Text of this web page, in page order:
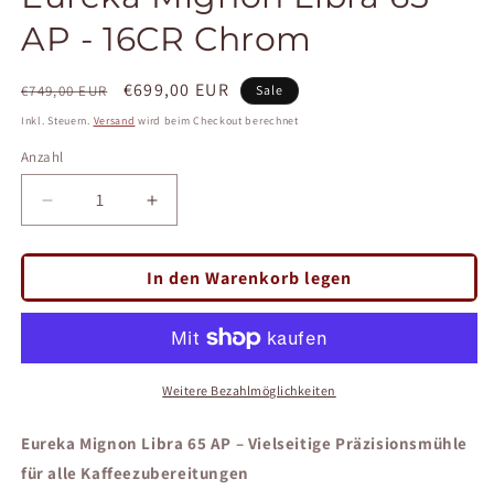
AP - 16CR Chrom
Normaler
Preis
€749,00 EUR Verkaufspreis
€699,00 EUR Sale
Inkl. Steuern. Versand wird beim Checkout berechnet
Anzahl
Verringere
die
Menge
Eureka
16CR
Chrom
Erhöhe
die
Menge
für
Eureka
Libra
AP
16CR
Chrom
In den Warenkorb legen
Weitere Bezahlmöglichkeiten
Eureka Mignon Libra 65 AP – Vielseitige Präzisionsmühle
für alle Kaffeezubereitungen